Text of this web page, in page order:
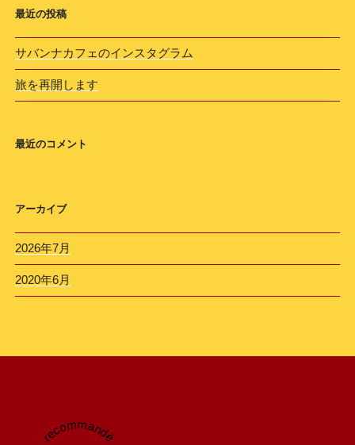
最近の投稿
サバンナカフェのインスタグラム
旅を再開します
最近のコメント
アーカイブ
2026年7月
2020年6月
recommandé